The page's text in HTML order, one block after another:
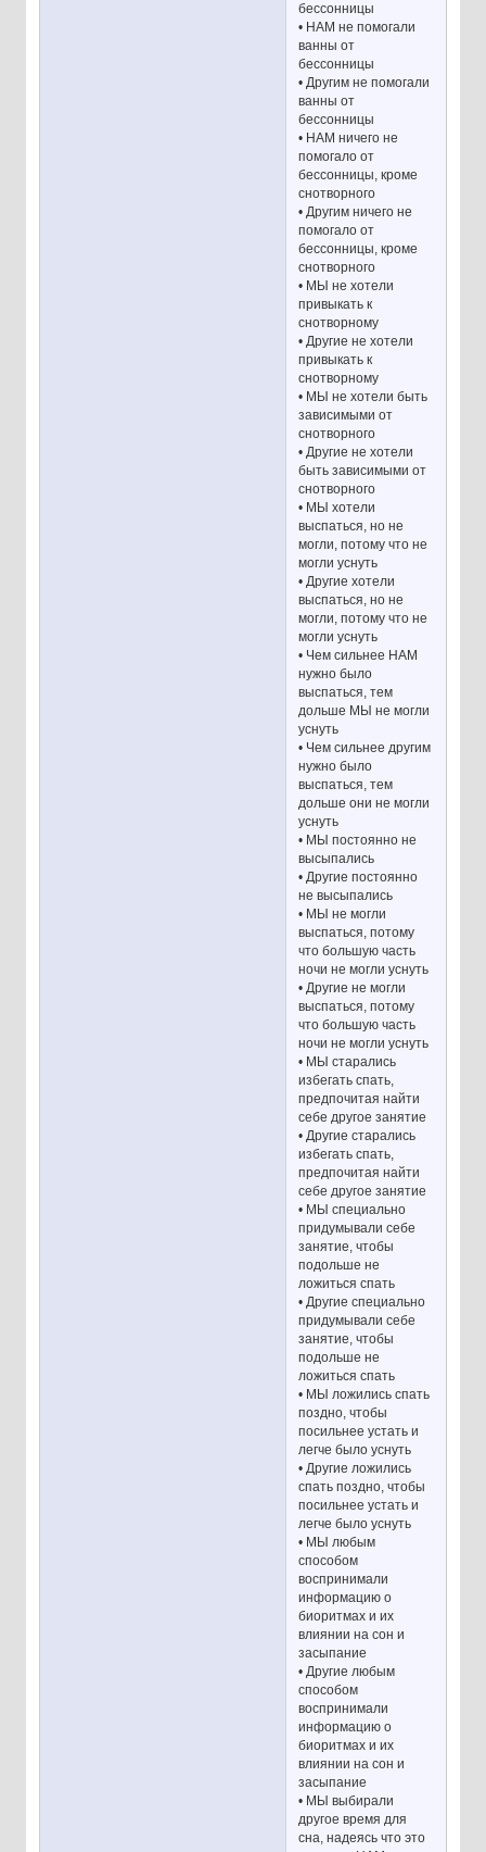
бессонницы
• НАМ не помогали
ванны от
бессонницы
• Другим не помогали
ванны от
бессонницы
• НАМ ничего не
помогало от
бессонницы, кроме
снотворного
• Другим ничего не
помогало от
бессонницы, кроме
снотворного
• МЫ не хотели
привыкать к
снотворному
• Другие не хотели
привыкать к
снотворному
• МЫ не хотели быть
зависимыми от
снотворного
• Другие не хотели
быть зависимыми от
снотворного
• МЫ хотели
выспаться, но не
могли, потому что не
могли уснуть
• Другие хотели
выспаться, но не
могли, потому что не
могли уснуть
• Чем сильнее НАМ
нужно было
выспаться, тем
дольше МЫ не могли
уснуть
• Чем сильнее другим
нужно было
выспаться, тем
дольше они не могли
уснуть
• МЫ постоянно не
высыпались
• Другие постоянно
не высыпались
• МЫ не могли
выспаться, потому
что большую часть
ночи не могли уснуть
• Другие не могли
выспаться, потому
что большую часть
ночи не могли уснуть
• МЫ старались
избегать спать,
предпочитая найти
себе другое занятие
• Другие старались
избегать спать,
предпочитая найти
себе другое занятие
• МЫ специально
придумывали себе
занятие, чтобы
подольше не
ложиться спать
• Другие специально
придумывали себе
занятие, чтобы
подольше не
ложиться спать
• МЫ ложились спать
поздно, чтобы
посильнее устать и
легче было уснуть
• Другие ложились
спать поздно, чтобы
посильнее устать и
легче было уснуть
• МЫ любым
способом
воспринимали
информацию о
биоритмах и их
влиянии на сон и
засыпание
• Другие любым
способом
воспринимали
информацию о
биоритмах и их
влиянии на сон и
засыпание
• МЫ выбирали
другое время для
сна, надеясь что это